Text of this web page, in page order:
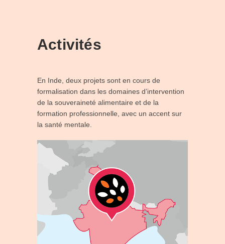
Activités
En Inde, deux projets sont en cours de
formalisation dans les domaines d’intervention
de la souveraineté alimentaire et de la
formation professionnelle, avec un accent sur
la santé mentale.